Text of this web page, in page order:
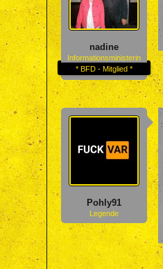
nadine
Informationsministerin
* BFD - Mitglied *
Pohly91
Legende